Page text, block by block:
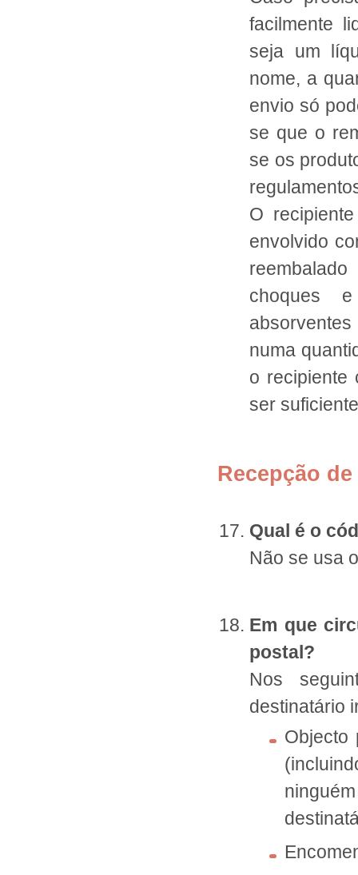
facilmente
seja um
nome, a
envio só
se que o
se os
O
envolvido
choques
numa
o recipiente
ser
Recepção
Qual é o
Não se usa
Em que
postal?
Nos
destinatário
Objecto